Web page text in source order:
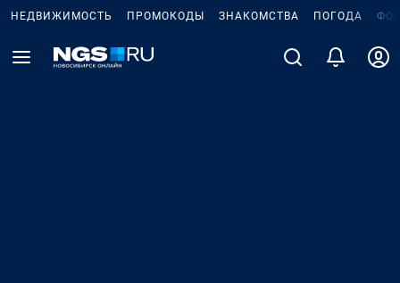
НЕДВИЖИМОСТЬ ПРОМОКОДЫ ЗНАКОМСТВА ПОГОДА